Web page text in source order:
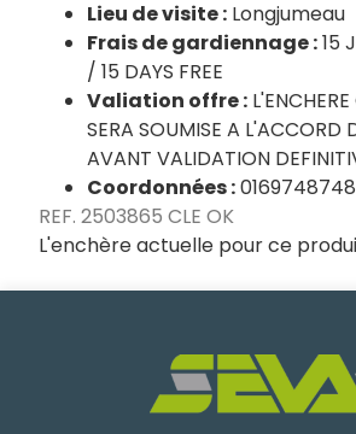
Lieu de visite : Longjumeau
Frais de gardiennage :15
/ 15 DAYS FREE
Valiation offre :
SERA SOUMISE A L'ACCORD
AVANT VALIDATION
Coordonnées :0169748748
REF. 2503865 CLE OK
L'enchère actuelle pour ce